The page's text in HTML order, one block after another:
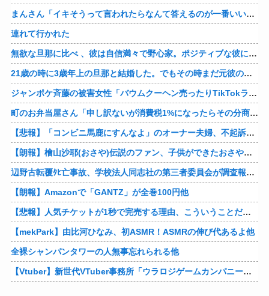
まんさん「イキそうって言われたらなんて答えるのが一番いい？」
連れて行かれた
無欲な旦那に比べ 、彼は自信満々で野心家。ポジティブな彼に惹かれバイト後や休みの日に会うようになり、男女の関係になるまで時間はいらなかった… だが彼はただのバカだったｗ
21歳の時に3歳年上の旦那と結婚した。でもその時まだ元彼のこと忘れられなくて、元彼の再アタックに負けて浮気しちゃって… でも結局ばれて旦那の辛そうな姿見て初めて後悔した…
ジャンポケ斉藤の被害女性「バウムクーヘン売ったりTikTokライブしててムカついたから示談しなかった」
町のお弁当屋さん「申し訳ないが消費税1%になったらその分商品代を値上げするわ」 「うちも！」
【悲報】「コンビニ馬鹿にすんなよ」のオーナー夫婦、不起訴ｗｗｗｗｗｗｗｗ
【朗報】檜山沙耶(おさや)伝説のファン、子供ができたおさやへの正直な気持ちを語るｗ
辺野古転覆ﾀﾋ亡事故、学校法人同志社の第三者委員会が調査報告書を公表 … 安全配慮義務違反や安全管理に関する検証を妨げた組織風土の存在を指摘
【朗報】Amazonで「GANTZ」が全巻100円他
【悲報】人気チケットが1秒で完売する理由、こういうことだったｗｗｗｗ他
【mekPark】由比河ひなみ、初ASMR！ASMRの伸び代あるよ他
全裸シャンパンタワーの人無事忘れられる他
【Vtuber】新世代VTuber事務所「ウラロジゲームカンパニー」より、ゲームの世界から“逆異世界転生”した5名が8月19日にデビュー！他